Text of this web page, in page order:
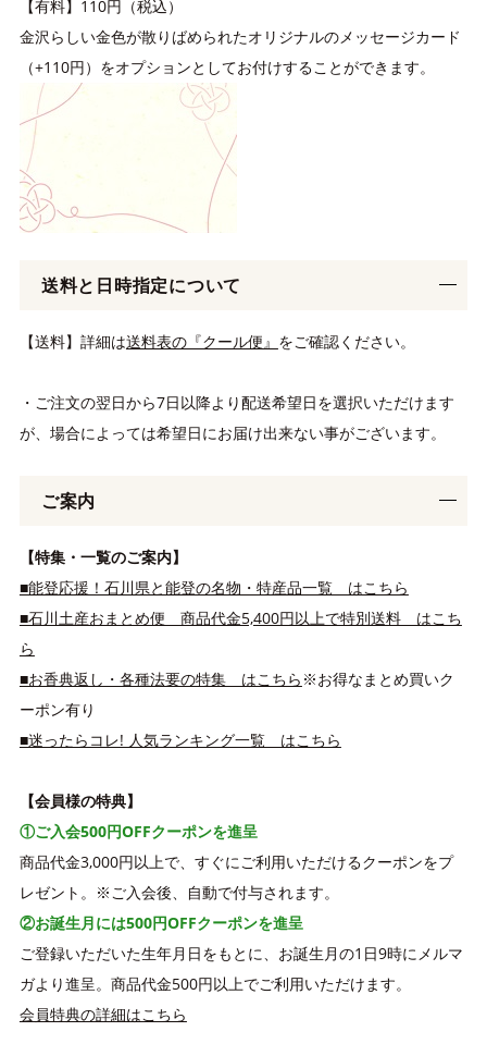
【有料】110円（税込）
金沢らしい金色が散りばめられたオリジナルのメッセージカード
（+110円）をオプションとしてお付けすることができます。
送料と日時指定について
【送料】詳細は送料表の『クール便』 をご確認ください。
・ご注文の翌日から7日以降より配送希望日を選択いただけます
が、場合によっては希望日にお届け出来ない事がございます。
ご案内
【特集・一覧のご案内】
■能登応援！石川県と能登の名物・特産品一覧 はこちら
■石川土産おまとめ便 商品代金5,400円以上で特別送料 はこち
ら
■お香典返し・各種法要の特集 はこちら ※お得なまとめ買いク
ーポン有り
■迷ったらコレ! 人気ランキング一覧 はこちら
【会員様の特典】
①ご入会500円OFFクーポンを進呈
商品代金3,000円以上で、すぐにご利用いただけるクーポンをプ
レゼント。※ご入会後、自動で付与されます。
②お誕生月には500円OFFクーポンを進呈
ご登録いただいた生年月日をもとに、お誕生月の1日9時にメルマ
ガより進呈。商品代金500円以上でご利用いただけます。
会員特典の詳細はこちら